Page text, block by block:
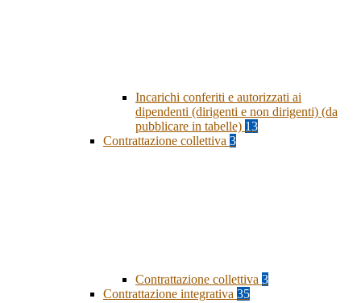
Incarichi conferiti e autorizzati ai
dipendenti (dirigenti e non dirigenti) (da
pubblicare in tabelle) 13
Contrattazione collettiva 3
Contrattazione collettiva 3
Contrattazione integrativa 35